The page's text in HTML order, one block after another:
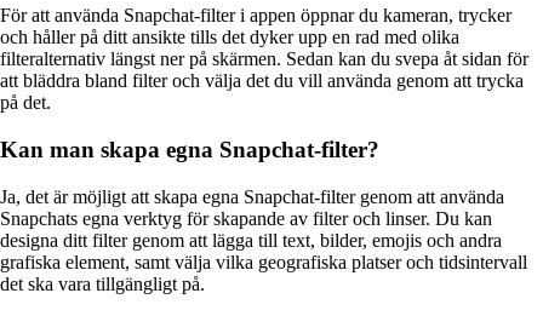
För att använda Snapchat-filter i appen öppnar du kameran, trycker
och håller på ditt ansikte tills det dyker upp en rad med olika
filteralternativ längst ner på skärmen. Sedan kan du svepa åt sidan för
att bläddra bland filter och välja det du vill använda genom att trycka
på det.
Kan man skapa egna Snapchat-filter?
Ja, det är möjligt att skapa egna Snapchat-filter genom att använda
Snapchats egna verktyg för skapande av filter och linser. Du kan
designa ditt filter genom att lägga till text, bilder, emojis och andra
grafiska element, samt välja vilka geografiska platser och tidsintervall
det ska vara tillgängligt på.